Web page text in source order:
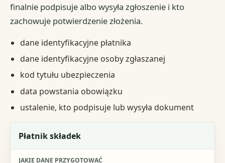
finalnie podpisuje albo wysyła zgłoszenie i kto
zachowuje potwierdzenie złożenia.
dane identyfikacyjne płatnika
dane identyfikacyjne osoby zgłaszanej
kod tytułu ubezpieczenia
data powstania obowiązku
ustalenie, kto podpisuje lub wysyła dokument
Co sprawdzić
Jakie dane przygotować
Płatnik składek